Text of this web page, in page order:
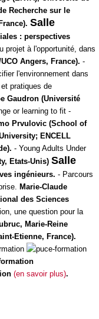
Recherche sur le
Salle
: perspectives
projet à l'opportunité, dans
Angers, France). -
l'environnement dans
pratiques de
Gaudron (Université
or learning to fit -
Prvulovic (School of
ENCELL
- Young Adults Under
Etats-Unis) Salle
ingénieurs. - Parcours
Marie-Claude
des Sciences
une question pour la
Marie-Reine
Etienne, France).
(en savoir plus).